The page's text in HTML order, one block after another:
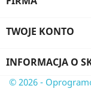
TWOJE KONTO
INFORMACJA O
© 2026 -